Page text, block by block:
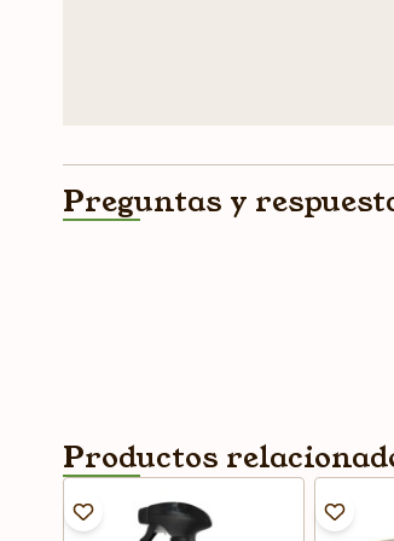
Preguntas y
Productos